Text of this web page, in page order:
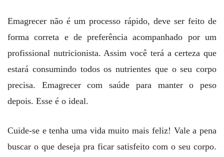
Emagrecer não é um processo rápido, deve ser feito de
forma correta e de preferência acompanhado por um
profissional nutricionista. Assim você terá a certeza que
estará consumindo todos os nutrientes que o seu corpo
precisa. Emagrecer com saúde para manter o peso
depois. Esse é o ideal.
Cuide-se e tenha uma vida muito mais feliz! Vale a pena
buscar o que deseja pra ficar satisfeito com o seu corpo.